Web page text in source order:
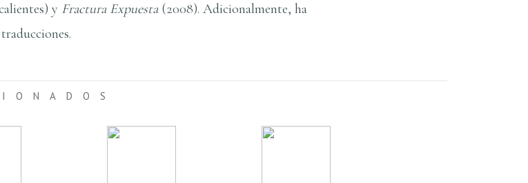
y Fractura Expuesta (2008). Adicionalmente, ha